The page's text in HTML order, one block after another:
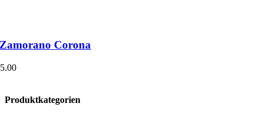
Corona
Produktkategorien